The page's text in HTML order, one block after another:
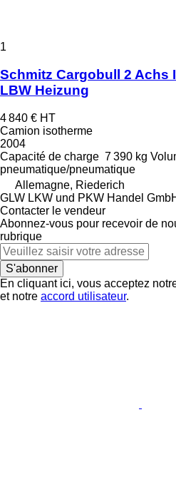
1
Schmitz Cargobull 2 Achs
LBW Heizung
4 840 € HT
Camion isotherme
2004
Capacité de charge 7 390 kg
pneumatique/pneumatique
Allemagne, Riederich
GLW LKW und PKW Handel
Contacter le vendeur
Abonnez-vous pour recevoir de
rubrique
S'abonner
En cliquant ici, vous acceptez
et notre accord utilisateur.